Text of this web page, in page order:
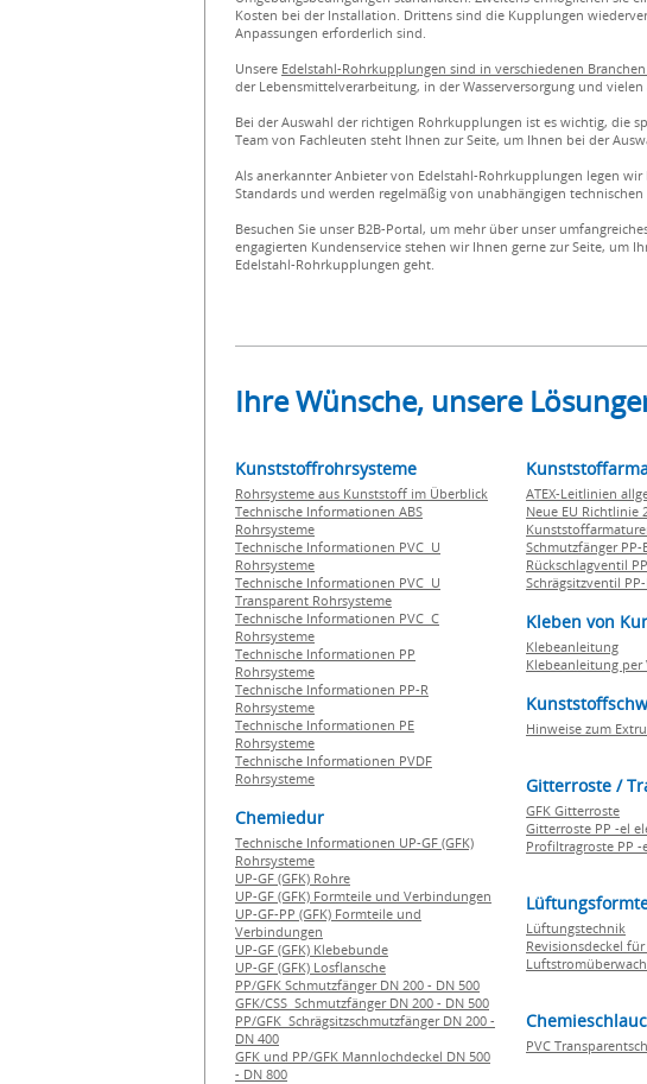
Kosten bei der Installation. Drittens sind die Kupplungen
Anpassungen erforderlich sind.
Unsere Edelstahl-Rohrkupplungen sind in verschiedenen
der Lebensmittelverarbeitung, in der Wasserversorgung und
Bei der Auswahl der richtigen Rohrkupplungen ist es wichtig, die
Team von Fachleuten steht Ihnen zur Seite, um Ihnen bei der
Als anerkannter Anbieter von Edelstahl-Rohrkupplungen legen
Standards und werden regelmäßig von unabhängigen technischen
Besuchen Sie unser B2B-Portal, um mehr über unser
engagierten Kundenservice stehen wir Ihnen gerne zur Seite, um
Edelstahl-Rohrkupplungen geht.
Ihre Wünsche, unsere
Kunststoffrohrsysteme
Rohrsysteme aus Kunststoff im Überblick
Technische Informationen ABS
Rohrsysteme
Technische Informationen PVC U
Rohrsysteme
Technische Informationen PVC U
Transparent Rohrsysteme
Technische Informationen PVC C
Rohrsysteme
Technische Informationen PP
Rohrsysteme
Technische Informationen PP-R
Rohrsysteme
Technische Informationen PE
Rohrsysteme
Technische Informationen PVDF
Rohrsysteme
Chemiedur
Technische Informationen UP-GF (GFK)
Rohrsysteme
UP-GF (GFK) Rohre
UP-GF (GFK) Formteile und Verbindungen
UP-GF-PP (GFK) Formteile und
Verbindungen
UP-GF (GFK) Klebebunde
UP-GF (GFK) Losflansche
PP/GFK Schmutzfänger DN 200 - DN 500
GFK/CSS Schmutzfänger DN 200 - DN 500
PP/GFK Schrägsitzschmutzfänger DN 200 -
DN 400
GFK und PP/GFK Mannlochdeckel DN 500
- DN 800
ATEX-Leitlinien
Neue EU Richtlinie
Schmutzfänger PP-
Rückschlagventil
Schrägsitzventil
Kleben von
Klebeanleitung
Klebeanleitung per
Hinweise zum
Gitterroste /
GFK Gitterroste
Gitterroste PP -el
Profiltragroste PP
Lüftungstechnik
Revisionsdeckel
PVC